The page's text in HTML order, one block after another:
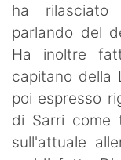
ha
parlando del
Ha inoltre
capitano della
poi espresso
di Sarri come
sull'attuale